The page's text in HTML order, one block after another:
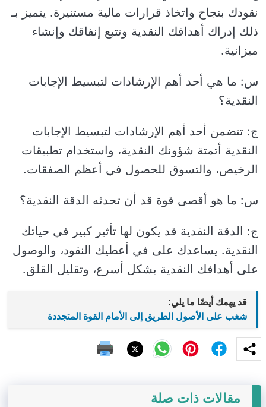
نقودك بنجاح واتخاذ قرارات مالية مستنيرة. يتميز بـ
ذلك إدراك أهدافك النقدية وتتبع إنفاقك وإنشاء
ميزانية.
س: ما هي أحد أهم الإرشادات لتبسيط الإجابات
النقدية؟
ج: تتضمن أحد أهم الإرشادات لتبسيط الإجابات
النقدية أتمتة شؤونك النقدية، واستخدام تطبيقات
الرخيص، والتسوق للحصول في أعظم الصفقات.
س: ما هو أقصى قوة قد أن تحدثه الدقة النقدية؟
ج: الدقة النقدية قد يكون لها تأثير كبير في حياتك
النقدية. يساعدك على في أعطيك النقود، والوصول
على أهدافك النقدية بشكل أسرع، وتقليل القلق.
قد يهمك أيضًا ما يلي:
شغب على الأصول الطريق إلى الأمام القوة المتجددة
مقالات ذات صلة